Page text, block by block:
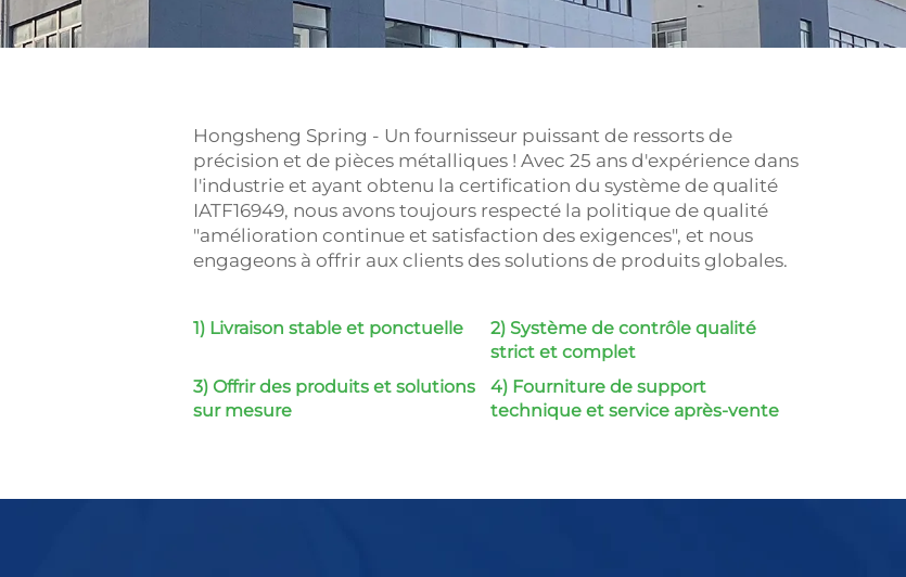
Hongsheng Spring - Un fournisseur puissant de ressorts de
précision et de pièces métalliques ! Avec 25 ans d'expérience dans
l'industrie et ayant obtenu la certification du système de qualité
IATF16949, nous avons toujours respecté la politique de qualité
"amélioration continue et satisfaction des exigences", et nous
engageons à offrir aux clients des solutions de produits globales.
1) Livraison stable et ponctuelle
2) Système de contrôle qualité
strict et complet
3) Offrir des produits et solutions
sur mesure
4) Fourniture de support
technique et service après-vente